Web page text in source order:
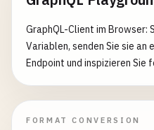
GraphQL-Client im Browser:
Variablen, senden Sie sie an
Endpoint und inspizieren
FORMAT CONVERSION